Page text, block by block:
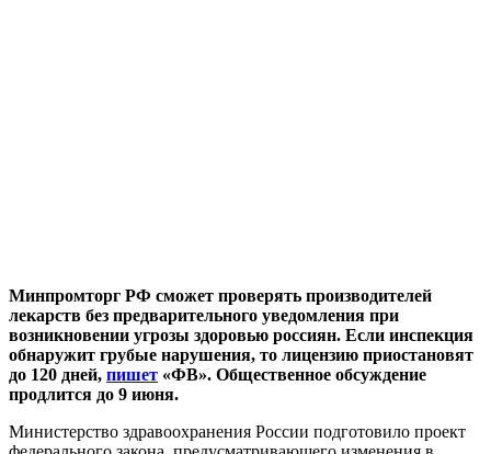
Минпромторг РФ сможет проверять производителей
лекарств без предварительного уведомления при
возникновении угрозы здоровью россиян. Если инспекция
обнаружит грубые нарушения, то лицензию приостановят
до 120 дней, пишет «ФВ». Общественное обсуждение
продлится до 9 июня.
Министерство здравоохранения России подготовило проект